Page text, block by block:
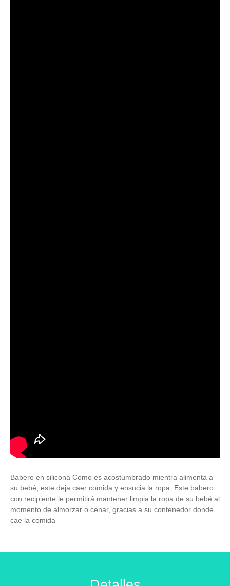
Babero en silicona Como es acostumbrado mientra alimenta a
su bebé, este deja caer comida y ensucia la ropa. Este babero
con recipiente le permitirá mantener limpia la ropa de su bebé al
momento de almorzar o cenar, gracias a su contenedor donde
cae la comida